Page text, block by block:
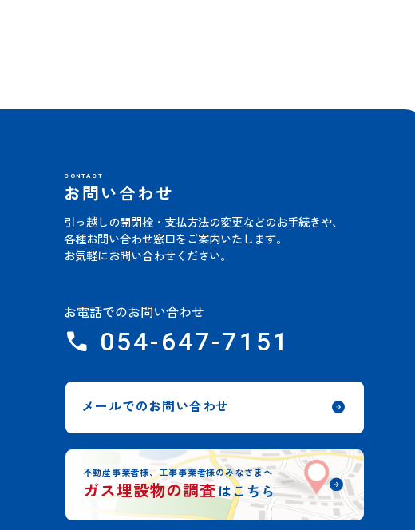
CONTACT
お問い合わせ
引っ越しの開閉栓・支払方法の変更などのお手続きや、
各種お問い合わせ窓口をご案内いたします。
お気軽にお問い合わせください。
お電話でのお問い合わせ
054-647-7151
メールでのお問い合わせ
不動産事業者様、工事事業者様のみなさまへ
ガス埋設物の調査 はこちら